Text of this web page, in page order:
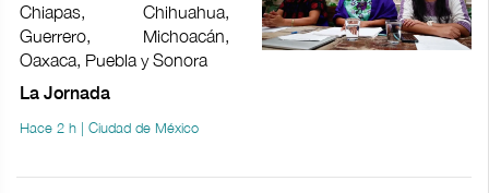
Chiapas, Chihuahua,
Guerrero, Michoacán,
Oaxaca, Puebla y Sonora
La Jornada
Hace 2 h | Ciudad de México